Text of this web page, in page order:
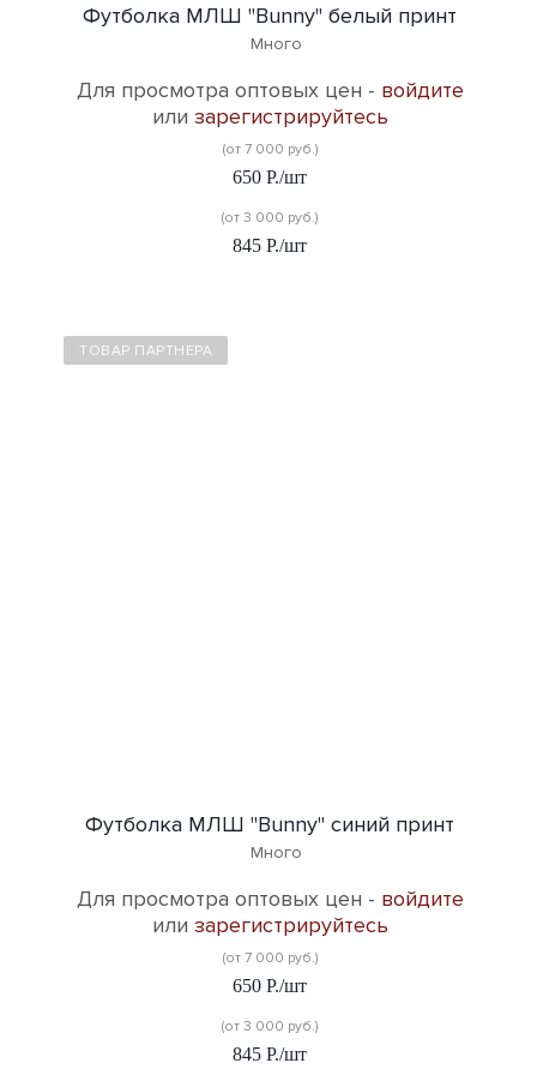
Футболка МЛШ "Bunny" белый принт
Много
Для просмотра оптовых цен - войдите
или зарегистрируйтесь
(от 7 000 руб.)
650 Р./шт
(от 3 000 руб.)
845 Р./шт
ТОВАР ПАРТНЕРА
Футболка МЛШ "Bunny" синий принт
Много
Для просмотра оптовых цен - войдите
или зарегистрируйтесь
(от 7 000 руб.)
650 Р./шт
(от 3 000 руб.)
845 Р./шт